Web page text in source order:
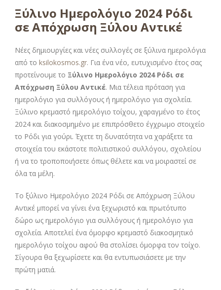
Ξύλινο Ημερολόγιο 2024 Ρόδι
σε Απόχρωση Ξύλου Αντικέ
Νέες δημιουργίες και νέες συλλογές σε ξύλινα ημερολόγια
από το ksilokosmos.gr. Για ένα νέο, ευτυχισμένο έτος σας
προτείνουμε το Ξύλινο Ημερολόγιο 2024 Ρόδι σε
Απόχρωση Ξύλου Αντικέ. Μια τέλεια πρόταση για
ημερολόγιο για συλλόγους ή ημερολόγιο για σχολεία.
Ξύλινο κρεμαστό ημερολόγιο τοίχου, χαραγμένο το έτος
2024 και διακοσμημένο με επιπρόσθετο έγχρωμο στοιχείο
το Ρόδι για γούρι. Έχετε τη δυνατότητα να χαράξετε τα
στοιχεία του εκάστοτε πολιτιστικού συλλόγου, σχολείου
ή να το τροποποιήσετε όπως θέλετε και να μοιραστεί σε
όλα τα μέλη.
Το ξύλινο Ημερολόγιο 2024 Ρόδι σε Απόχρωση Ξύλου
Αντικέ μπορεί να γίνει ένα ξεχωριστό και πρωτότυπο
δώρο ως ημερολόγιο για συλλόγους ή ημερολόγιο για
σχολεία. Αποτελεί ένα όμορφο κρεμαστό διακοσμητικό
ημερολόγιο τοίχου αφού θα στολίσει όμορφα τον τοίχο.
Σίγουρα θα ξεχωρίσετε και θα εντυπωσιάσετε με την
πρώτη ματιά.